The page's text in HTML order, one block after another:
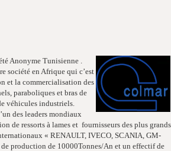
Anonyme Tunisienne .
société en Afrique qui c’est
et la commercialisation des
paraboliques et bras de
véhicules industriels.
des leaders mondiaux
de ressorts à lames et fournisseurs des plus grands
« RENAULT, IVECO, SCANIA, GM-
production de 10000Tonnes/An et un effectif de